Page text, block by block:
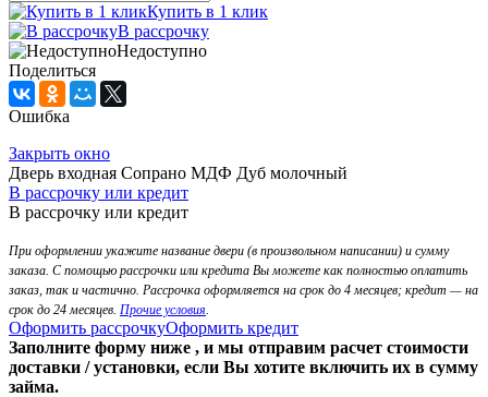
Купить в 1 клик
В рассрочку
Недоступно
Поделиться
Ошибка
Закрыть окно
Дверь входная Сопрано МДФ Дуб молочный
В рассрочку или кредит
В рассрочку или кредит
При оформлении укажите название двери (в произвольном написании) и сумму
заказа. С помощью рассрочки или кредита Вы можете как полностью оплатить
заказ, так и частично. Рассрочка оформляется на срок до 4 месяцев; кредит — на
срок до 24 месяцев. Прочие условия.
Оформить рассрочкуОформить кредит
Заполните форму ниже , и мы отправим расчет стоимости
доставки / установки, если Вы хотите включить их в сумму
займа.